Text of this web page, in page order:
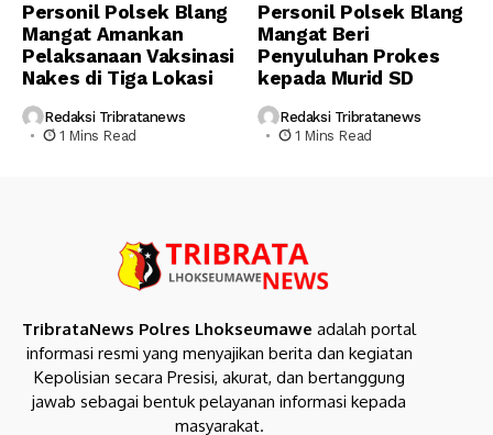
Personil Polsek Blang
Mangat Amankan
Pelaksanaan Vaksinasi
Nakes di Tiga Lokasi
Redaksi Tribratanews
1 Mins Read
Personil Polsek Blang
Mangat Beri
Penyuluhan Prokes
kepada Murid SD
Redaksi Tribratanews
1 Mins Read
TribrataNews Polres Lhokseumawe adalah portal
informasi resmi yang menyajikan berita dan kegiatan
Kepolisian secara Presisi, akurat, dan bertanggung
jawab sebagai bentuk pelayanan informasi kepada
masyarakat.